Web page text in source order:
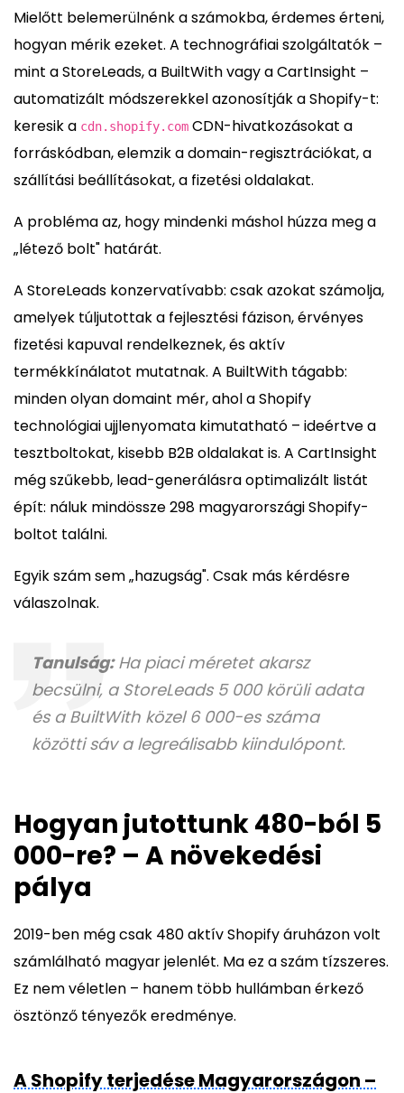
Mielőtt belemerülnénk a számokba, érdemes érteni,
hogyan mérik ezeket. A technográfiai szolgáltatók –
mint a StoreLeads, a BuiltWith vagy a CartInsight –
automatizált módszerekkel azonosítják a Shopify-t:
keresik a cdn.shopify.com CDN-hivatkozásokat a
forráskódban, elemzik a domain-regisztrációkat, a
szállítási beállításokat, a fizetési oldalakat.
A probléma az, hogy mindenki máshol húzza meg a
„létező bolt" határát.
A StoreLeads konzervatívabb: csak azokat számolja,
amelyek túljutottak a fejlesztési fázison, érvényes
fizetési kapuval rendelkeznek, és aktív
termékkínálatot mutatnak. A BuiltWith tágabb:
minden olyan domaint mér, ahol a Shopify
technológiai ujjlenyomata kimutatható – ideértve a
tesztboltokat, kisebb B2B oldalakat is. A CartInsight
még szűkebb, lead-generálásra optimalizált listát
épít: náluk mindössze 298 magyarországi Shopify-
boltot találni.
Egyik szám sem „hazugság". Csak más kérdésre
válaszolnak.
Tanulság:Ha piaci méretet akarsz
becsülni, a StoreLeads 5 000 körüli adata
és a BuiltWith közel 6 000-es száma
közötti sáv a legreálisabb kiindulópont.
Hogyan jutottunk 480-ból 5
000-re? – A növekedési
pálya
2019-ben még csak 480 aktív Shopify áruházon volt
számlálható magyar jelenlét. Ma ez a szám tízszeres.
Ez nem véletlen – hanem több hullámban érkező
ösztönző tényezők eredménye.
A Shopify terjedése Magyarországon –